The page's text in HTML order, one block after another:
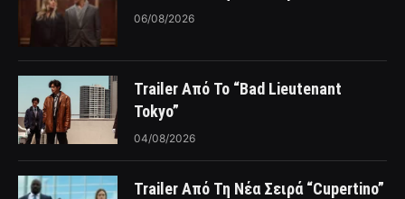
06/08/2026
Trailer Από Το “Bad Lieutenant
Tokyo”
04/08/2026
Trailer Από Τη Νέα Σειρά “Cupertino”